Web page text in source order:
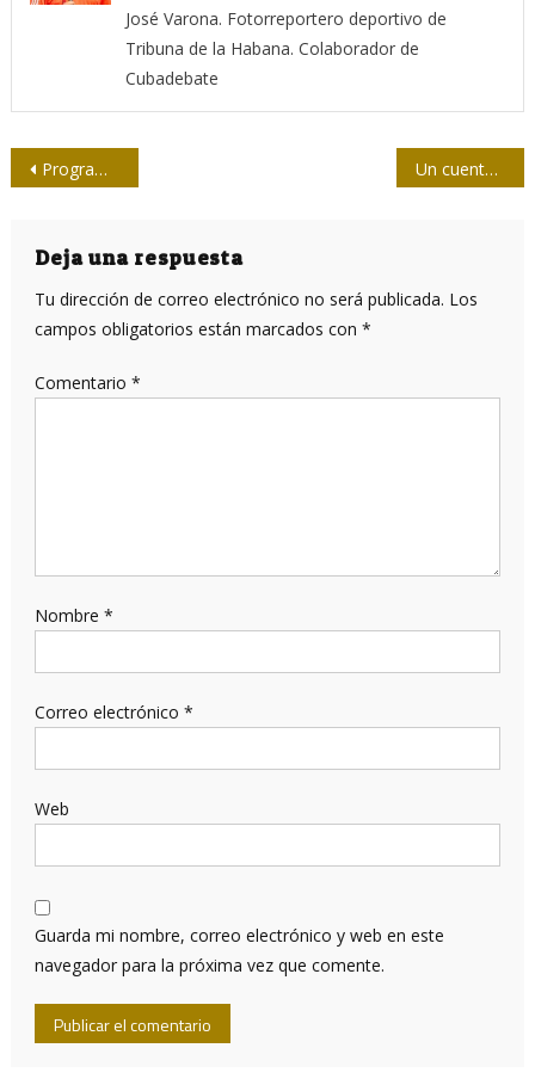
José Varona. Fotorreportero deportivo de
Tribuna de la Habana. Colaborador de
Cubadebate
Navegación
entradas
Programa y jurado: 5to. Festival Nacional Virtual de la Prensa Un cuento y una carta para Ángela
Deja una respuesta
Tu dirección de correo electrónico no será publicada. Los
campos obligatorios están marcados con *
Comentario *
Nombre *
Correo electrónico *
Web
Guarda mi nombre, correo electrónico y web en este
navegador para la próxima vez que comente.